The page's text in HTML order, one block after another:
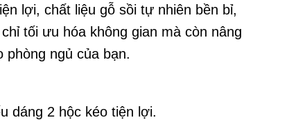
lợi, chất liệu gỗ sồi tự nhiên bền bỉ,
tối ưu hóa không gian mà còn nâng
phòng ngủ của bạn.
dáng 2 hộc kéo tiện lợi.